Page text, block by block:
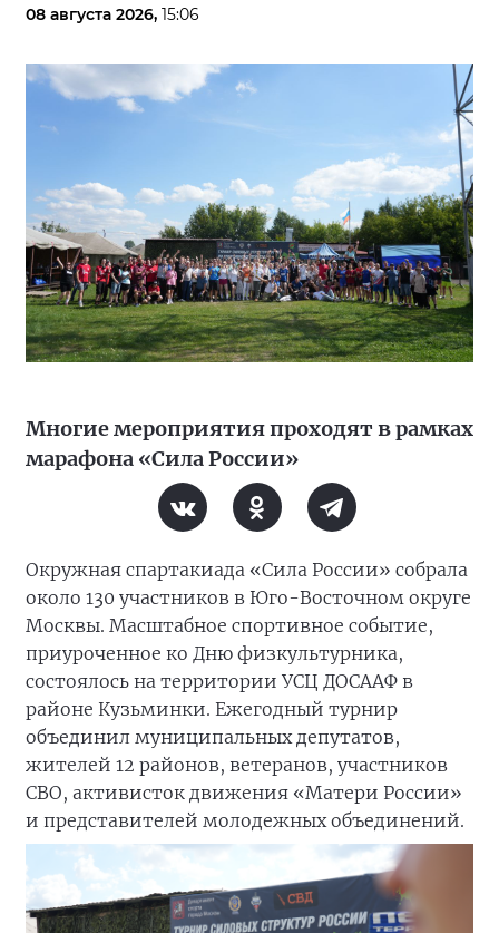
08 августа 2026, 15:06
Многие мероприятия проходят в рамках
марафона «Сила России»
Окружная спартакиада «Сила России» собрала
около 130 участников в Юго-Восточном округе
Москвы. Масштабное спортивное событие,
приуроченное ко Дню физкультурника,
состоялось на территории УСЦ ДОСААФ в
районе Кузьминки. Ежегодный турнир
объединил муниципальных депутатов,
жителей 12 районов, ветеранов, участников
СВО, активисток движения «Матери России»
и представителей молодежных объединений.